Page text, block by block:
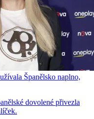
Španělsko naplno,
dovolené přivezla